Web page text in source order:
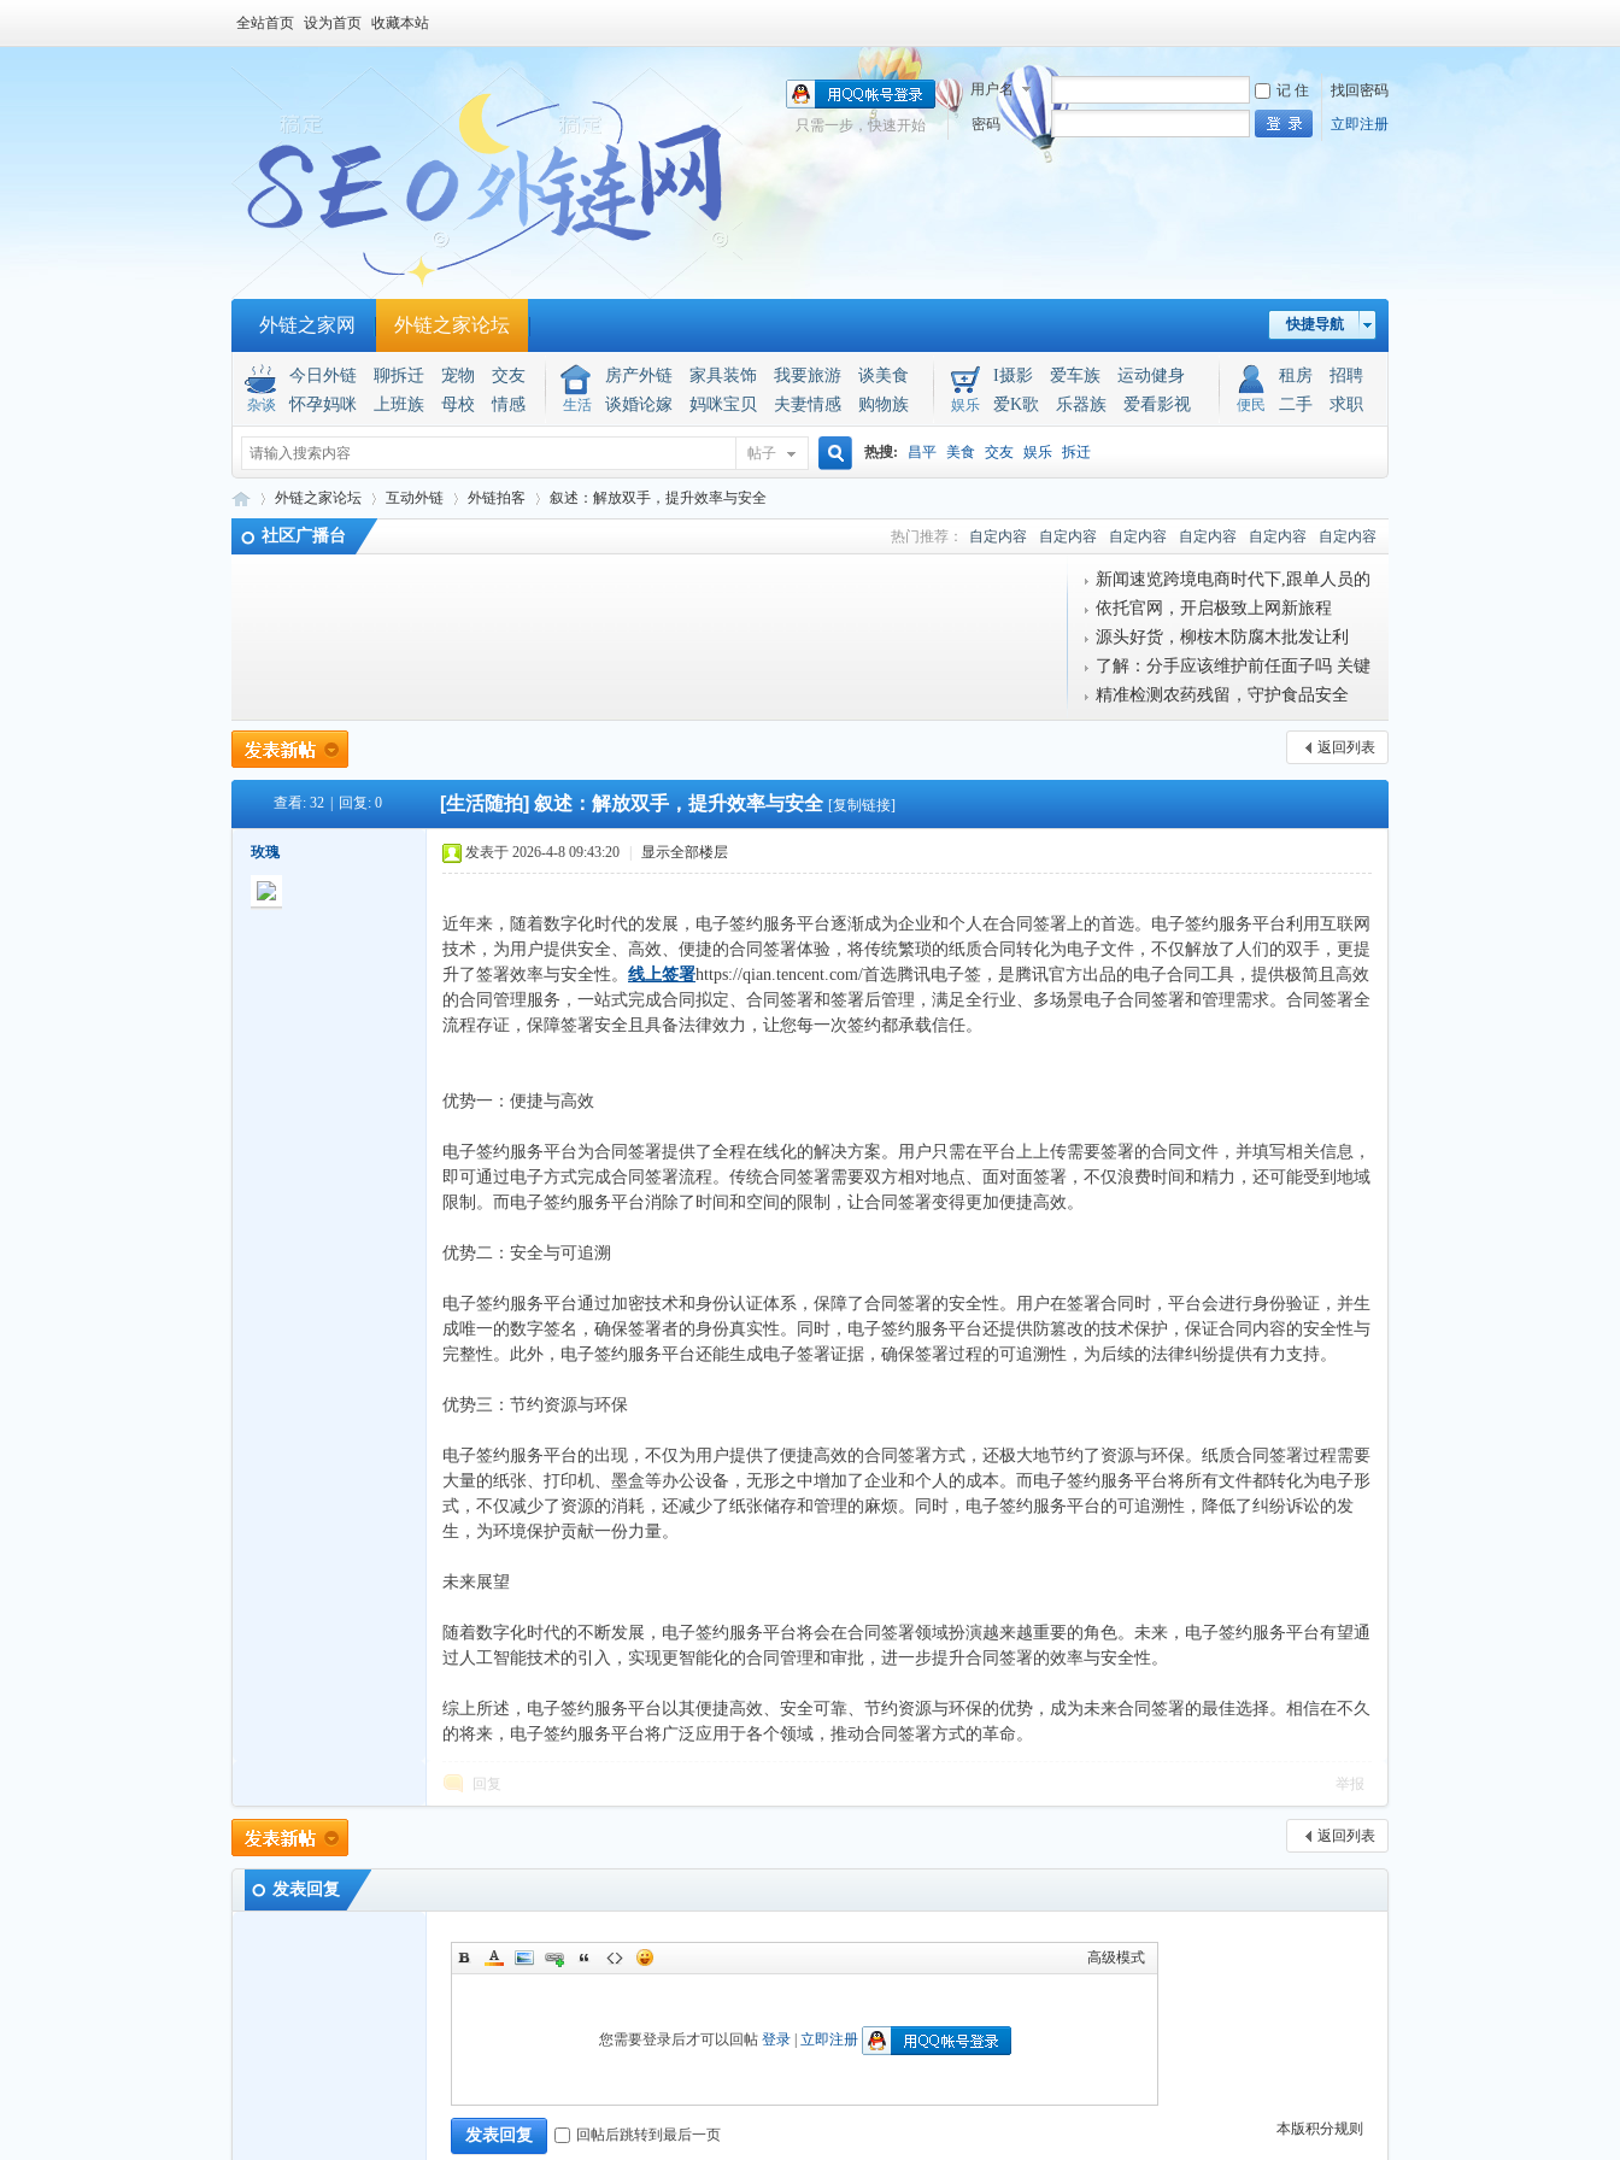
全站首页 设为首页 收藏本站
用户名 记 住
找回密码
密码
立即注册
只需一步，快速开始
快捷导航
外链之家网 外链之家论坛
杂谈
今日外链 聊拆迁 宠物
交友
怀孕妈咪
上班族 母校 情感 生活
房产外链 家具装饰 我要旅游
谈美食
谈婚论嫁
妈咪宝贝 夫妻情感 购物族 娱乐
I摄影 爱车族
运动健身
爱K歌
乐器族 爱看影视 便民
租房
招聘
二手
求职
帖子 热搜: 昌平 美食 交友 娱乐 拆迁
链
外链之家论坛 互动外链 外链拍客 叙述：解放双手，提升效率与安全
社区广播台 热门推荐： 自定内容 自定内容 自定内容 自定内容 自定内容 自定内容
新闻速览跨境电商时代下,跟单人员的
重要角
依托官网，开启极致上网新旅程
源头好货，柳桉木防腐木批发让利
了解：分手应该维护前任面子吗 关键
时候一
精准检测农药残留，守护食品安全
返回列表
查看: 32 回复: 0 [生活随拍] 叙述：解放双手，提升效率与安全 [复制链接]
玫瑰 发表于 2026-4-8 09:43:20 显示全部楼层
近年来，随着数字化时代的发展，电子签约服务平台逐渐成为企业和个人在合同签署上的首选。电子签约服务平台利用互联网
技术，为用户提供安全、高效、便捷的合同签署体验，将传统繁琐的纸质合同转化为电子文件，不仅解放了人们的双手，更提
升了签署效率与安全性。 线上签署https://qian.tencent.com/首选腾讯电子签，是腾讯官方出品的电子合同工具，提供极简且高效
的合同管理服务，一站式完成合同拟定、合同签署和签署后管理，满足全行业、多场景电子合同签署和管理需求。合同签署全
流程存证，保障签署安全且具备法律效力，让您每一次签约都承载信任。
优势一：便捷与高效
电子签约服务平台为合同签署提供了全程在线化的解决方案。用户只需在平台上上传需要签署的合同文件，并填写相关信息，
即可通过电子方式完成合同签署流程。传统合同签署需要双方相对地点、面对面签署，不仅浪费时间和精力，还可能受到地域
限制。而电子签约服务平台消除了时间和空间的限制，让合同签署变得更加便捷高效。
优势二：安全与可追溯
电子签约服务平台通过加密技术和身份认证体系，保障了合同签署的安全性。用户在签署合同时，平台会进行身份验证，并生
成唯一的数字签名，确保签署者的身份真实性。同时，电子签约服务平台还提供防篡改的技术保护，保证合同内容的安全性与
完整性。此外，电子签约服务平台还能生成电子签署证据，确保签署过程的可追溯性，为后续的法律纠纷提供有力支持。
优势三：节约资源与环保
电子签约服务平台的出现，不仅为用户提供了便捷高效的合同签署方式，还极大地节约了资源与环保。纸质合同签署过程需要
大量的纸张、打印机、墨盒等办公设备，无形之中增加了企业和个人的成本。而电子签约服务平台将所有文件都转化为电子形
式，不仅减少了资源的消耗，还减少了纸张储存和管理的麻烦。同时，电子签约服务平台的可追溯性，降低了纠纷诉讼的发
生，为环境保护贡献一份力量。
未来展望
随着数字化时代的不断发展，电子签约服务平台将会在合同签署领域扮演越来越重要的角色。未来，电子签约服务平台有望通
过人工智能技术的引入，实现更智能化的合同管理和审批，进一步提升合同签署的效率与安全性。
综上所述，电子签约服务平台以其便捷高效、安全可靠、节约资源与环保的优势，成为未来合同签署的最佳选择。相信在不久
的将来，电子签约服务平台将广泛应用于各个领域，推动合同签署方式的革命。
回复 举报
返回列表
发表回复
高级模式
您需要登录后才可以回帖 登录| 立即注册
本版积分规则
发表回复 回帖后跳转到最后一页